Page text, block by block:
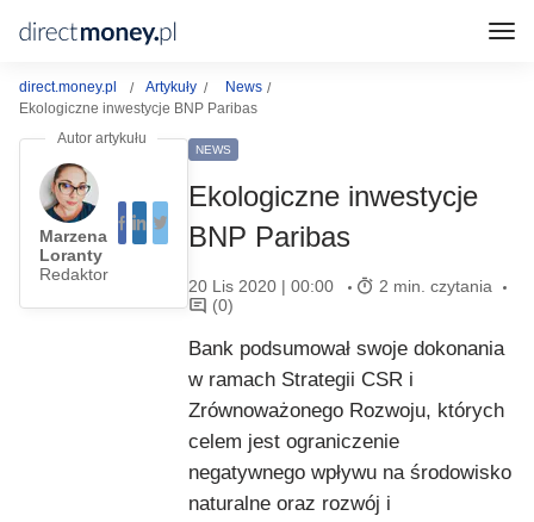
direct.money.pl Artykuły
News
Ekologiczne inwestycje BNP Paribas
Marzena
Loranty
Redaktor
NEWS
Ekologiczne inwestycje
BNP Paribas
20 Lis 2020 | 00:00
2 min. czytania
(0)
Bank podsumował swoje dokonania
w ramach Strategii CSR i
Zrównoważonego Rozwoju, których
celem jest ograniczenie
negatywnego wpływu na środowisko
naturalne oraz rozwój i